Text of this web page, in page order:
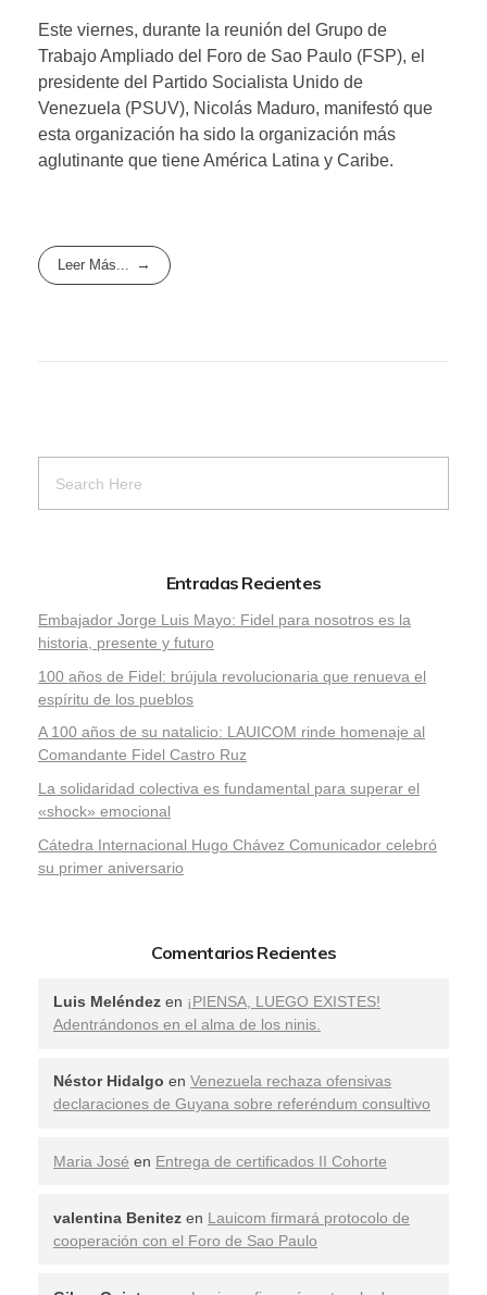
Este viernes, durante la reunión del Grupo de
Trabajo Ampliado del Foro de Sao Paulo (FSP), el
presidente del Partido Socialista Unido de
Venezuela (PSUV), Nicolás Maduro, manifestó que
esta organización ha sido la organización más
aglutinante que tiene América Latina y Caribe.
Leer Más...
Entradas Recientes
Embajador Jorge Luis Mayo: Fidel para nosotros es la
historia, presente y futuro
100 años de Fidel: brújula revolucionaria que renueva el
espíritu de los pueblos
A 100 años de su natalicio: LAUICOM rinde homenaje al
Comandante Fidel Castro Ruz
La solidaridad colectiva es fundamental para superar el
«shock» emocional
Cátedra Internacional Hugo Chávez Comunicador celebró
su primer aniversario
Comentarios Recientes
Luis Meléndez en ¡PIENSA, LUEGO EXISTES!
Adentrándonos en el alma de los ninis.
Néstor Hidalgo en Venezuela rechaza ofensivas
declaraciones de Guyana sobre referéndum consultivo
Maria José en Entrega de certificados II Cohorte
valentina Benitez en Lauicom firmará protocolo de
cooperación con el Foro de Sao Paulo